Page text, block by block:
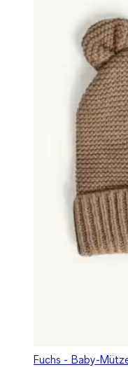
Fuchs - Baby-